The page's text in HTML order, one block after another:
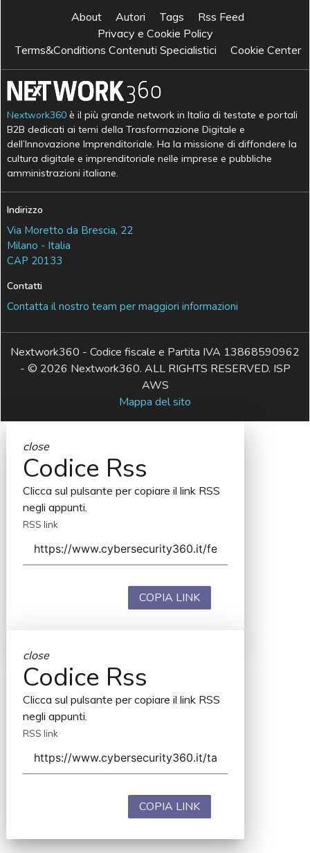
About Autori Tags
Rss Feed
Privacy e Cookie Policy
Terms&Conditions Contenuti Specialistici
Cookie Center
Nextwork360 è il più grande network in Italia di testate e portali
B2B dedicati ai temi della Trasformazione Digitale e
dell’Innovazione Imprenditoriale. Ha la missione di diffondere la
cultura digitale e imprenditoriale nelle imprese e pubbliche
amministrazioni italiane.
Indirizzo
Via Moretto da Brescia, 22
Milano - Italia
CAP 20133
Contatti
Contatta il nostro team per maggiori informazioni
Nextwork360 - Codice fiscale e Partita IVA 13868590962
- © 2026 Nextwork360. ALL RIGHTS RESERVED. ISP
AWS
Mappa del sito
close
Codice Rss
Clicca sul pulsante per copiare il link RSS
negli appunti.
RSS link
COPIA LINK
close
Codice Rss
Clicca sul pulsante per copiare il link RSS
negli appunti.
RSS link
COPIA LINK